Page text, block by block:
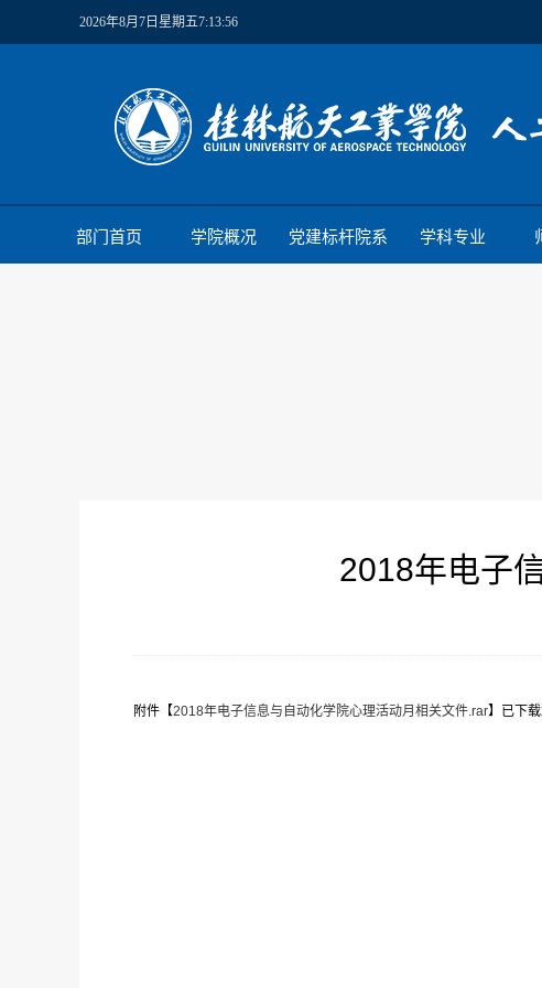
2026年8月7日星期五7:13:56
部门首页 学院概况 党建标杆院系 学科专业
2018年电子
附件【2018年电子信息与自动化学院心理活动月相关文件.rar】已下载